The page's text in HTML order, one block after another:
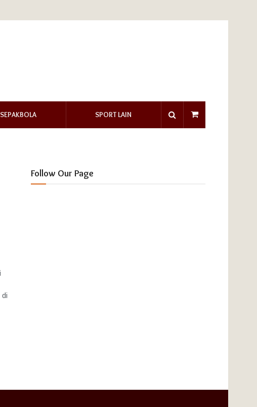
SEPAKBOLA SPORT LAIN
di
Follow Our Page